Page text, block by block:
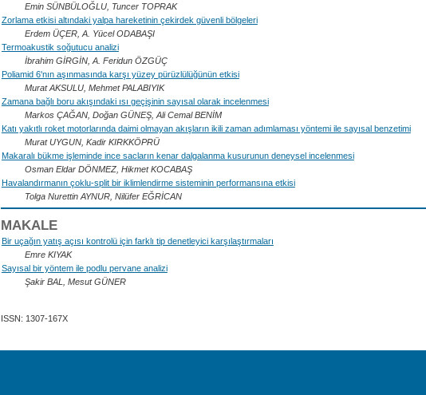
Emin SÜNBÜLOĞLU, Tuncer TOPRAK
Zorlama etkisi altındaki yalpa hareketinin çekirdek güvenli bölgeleri
Erdem ÜÇER, A. Yücel ODABAŞI
Termoakustik soğutucu analizi
İbrahim GİRGİN, A. Feridun ÖZGÜÇ
Poliamid 6'nın aşınmasında karşı yüzey pürüzlülüğünün etkisi
Murat AKSULU, Mehmet PALABIYIK
Zamana bağlı boru akışındaki ısı geçişinin sayısal olarak incelenmesi
Markos ÇAĞAN, Doğan GÜNEŞ, Ali Cemal BENİM
Katı yakıtlı roket motorlarında daimi olmayan akışların ikili zaman adımlaması yöntemi ile sayısal benzetimi
Murat UYGUN, Kadir KIRKKÖPRÜ
Makaralı bükme işleminde ince sacların kenar dalgalanma kusurunun deneysel incelenmesi
Osman Eldar DÖNMEZ, Hikmet KOCABAŞ
Havalandırmanın çoklu-split bir iklimlendirme sisteminin performansına etkisi
Tolga Nurettin AYNUR, Nilüfer EĞRİCAN
MAKALE
Bir uçağın yatış açısı kontrolü için farklı tip denetleyici karşılaştırmaları
Emre KIYAK
Sayısal bir yöntem ile podlu pervane analizi
Şakir BAL, Mesut GÜNER
ISSN: 1307-167X